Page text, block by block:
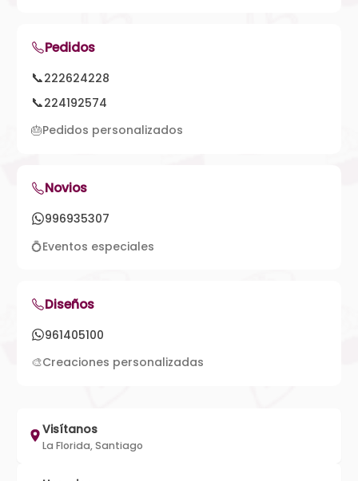
Pedidos
📞222624228
📞224192574
🎂Pedidos personalizados
Novios
996935307
💍Eventos especiales
Diseños
961405100
🎨Creaciones personalizadas
Visítanos
La Florida, Santiago